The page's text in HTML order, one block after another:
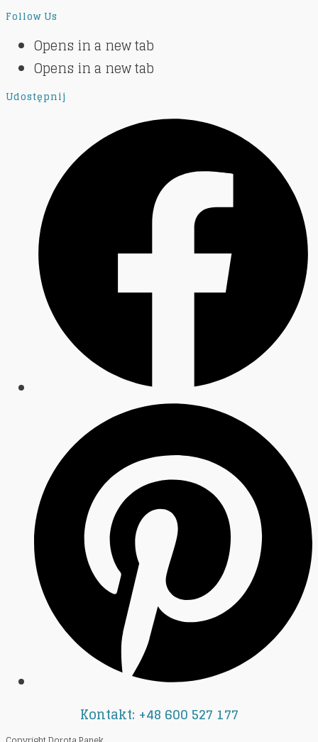
Follow Us
Opens in a new tab
Opens in a new tab
Udostępnij
Kontakt: +48 600 527 177